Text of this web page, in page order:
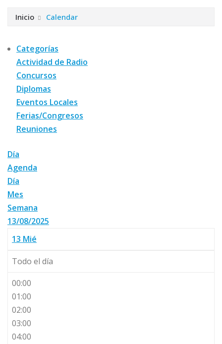
Inicio Calendar
Categorías
Actividad de Radio
Concursos
Diplomas
Eventos Locales
Ferias/Congresos
Reuniones
Día
Agenda
Día
Mes
Semana
13/08/2025
13 Mié
Todo el día
00:00
01:00
02:00
03:00
04:00